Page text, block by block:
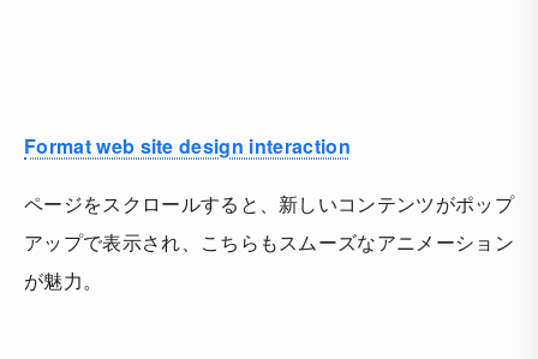
Format web site design interaction
ページをスクロールすると、新しいコンテンツがポップ
アップで表示され、こちらもスムーズなアニメーション
が魅力。